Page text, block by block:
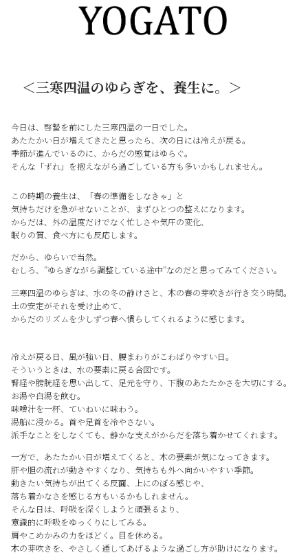
＜三寒四温のゆらぎを、養生に。＞
今日は、啓蟄を前にした三寒四温の一日でした。
あたたかい日が増えてきたと思ったら、次の日には冷えが戻る。
季節が進んでいるのに、からだの感覚はゆらぐ。
そんな「ずれ」を抱えながら過ごしている方も多いかもしれません。
この時期の養生は、「春の準備をしなきゃ」と
気持ちだけを急がせないことが、まずひとつの整えになります。
からだは、外の温度だけでなく忙しさや気圧の変化、
眠りの質、食べ方にも反応します。
だから、ゆらいで当然。
むしろ、”ゆらぎながら調整している途中”なのだと思ってみてください。
三寒四温のゆらぎは、水の冬の静けさと、木の春の芽吹きが行き交う時間。
土の安定がそれを受け止めて、
からだのリズムを少しずつ春へ慣らしてくれるように感じます。
冷えが戻る日、風が強い日、腰まわりがこわばりやすい日。
そういうときは、水の要素に戻る合図です。
腎経や膀胱経を思い出して、足元を守り、下腹のあたたかさを大切にする。
お湯や白湯を飲む。
味噌汁を一杯、ていねいに味わう。
湯船に浸かる。首や足首を冷やさない。
派手なことをしなくても、静かな支えがからだを落ち着かせてくれます。
一方で、あたたかい日が増えてくると、木の要素が気になってきます。
肝や胆の流れが動きやすくなり、気持ちも外へ向かいやすい季節。
動きたい気持ちが出てくる反面、上にのぼる感じや、
落ち着かなさを感じる方もいるかもしれません。
そんな日は、呼吸を深くしようと頑張るより、
意識的に呼吸をゆっくりにしてみる。
肩やこめかみの力をほどく。目を休める。
木の芽吹きを、やさしく通してあげるような過ごし方が助けになります。